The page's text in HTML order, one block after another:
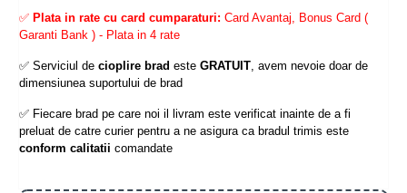
✅ Plata in rate cu card cumparaturi: Card Avantaj, Bonus Card (
Garanti Bank ) - Plata in 4 rate
✅ Serviciul de cioplire brad este GRATUIT, avem nevoie doar de
dimensiunea suportului de brad
✅ Fiecare brad pe care noi il livram este verificat inainte de a fi
preluat de catre curier pentru a ne asigura ca bradul trimis este
conform calitatii comandate